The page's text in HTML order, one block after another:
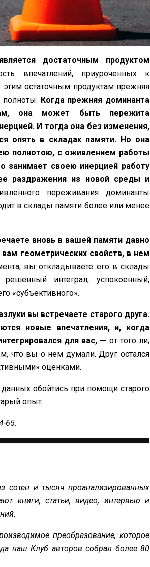
достаточным продуктом
впечатлений, приуроченных к
остаточным продуктам прежняя
Когда прежняя доминанта
она может быть пережита
И тогда она без изменения,
опять в складах памяти. Но она
полнотою, с оживлением работы
занимает своею инерцией работу
раздражения из новой среды и
переживания доминанты
в склады памяти более или менее
вновь в вашей памяти давно
геометрических свойств, в нем
вы откладываете его в склады
интеграл, успокоенный,
«субъективного».
вы встречаете старого друга.
новые впечатления, и, когда
для вас, — от того ли,
что вы о нем думали. Друг остался
оценками.
обойтись при помощи старого
опыт.
65.
сотен и тысяч проанализированных
книги, статьи, видео, интервью и
преобразование, которое
наш Клуб авторов собрал более 80